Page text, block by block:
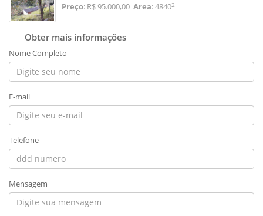
Preço: R$ 95.000,00 Area: 48402
Obter mais informações
Nome Completo
E-mail
Telefone
Mensagem